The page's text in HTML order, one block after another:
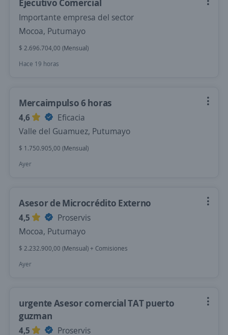
Ejecutivo Comercial
Importante empresa del sector
Mocoa, Putumayo
$ 2.696.704,00 (Mensual)
Hace 19 horas
Mercaimpulso 6 horas
4,6
Eficacia
Valle del Guamuez, Putumayo
$ 1.750.905,00 (Mensual)
Ayer
Asesor de Microcrédito Externo
4,5
Proservis
Mocoa, Putumayo
$ 2.232.900,00 (Mensual) + Comisiones
Ayer
urgente Asesor comercial TAT puerto
guzman
4,5 Proservis